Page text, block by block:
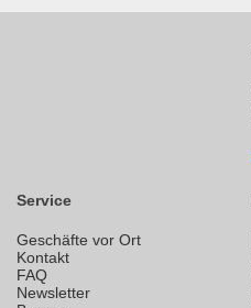
Service
Geschäfte vor Ort
Kontakt
FAQ
Newsletter